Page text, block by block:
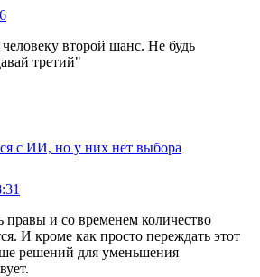
второй шанс. Не будь
третий"
с ИИ, но у них нет выбора
правы и со временем количество
И кроме как просто переждать этот
решений для уменьшения